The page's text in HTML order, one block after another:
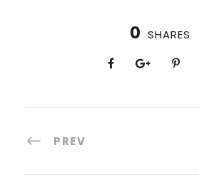
0 SHARES
PREV